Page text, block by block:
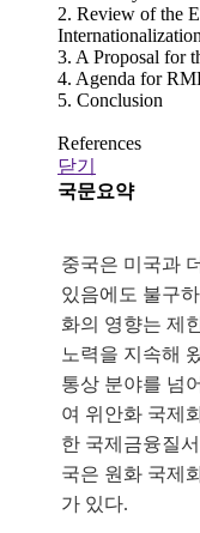
2. Review of the
Internationalization
3. A Proposal for
4. Agenda for
5. Conclusion
References
닫기
국문요약
중국은 미국과
있음에도 불구
화의 영향는 제
노력을 지속해
통상 분야를 넘
여 위안화 국제
한 국제금융질
국은 원화 국제
가 있다.